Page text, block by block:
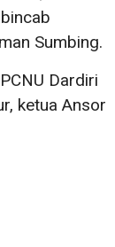
Sumbing.
Dardiri
ketua Ansor